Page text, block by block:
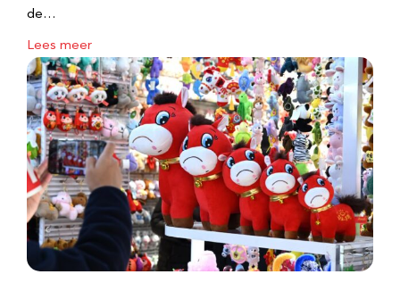
de…
Lees meer